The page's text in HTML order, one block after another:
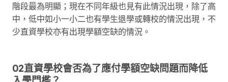
階段最為明顯；現在不同年級也見有此情況出現，除了高
中，低中如小一小二也有學生退學或轉校的情況出現，不
少直資學校亦有出現學額空缺的情況。
02直資學校會否為了應付學額空缺問題而降低